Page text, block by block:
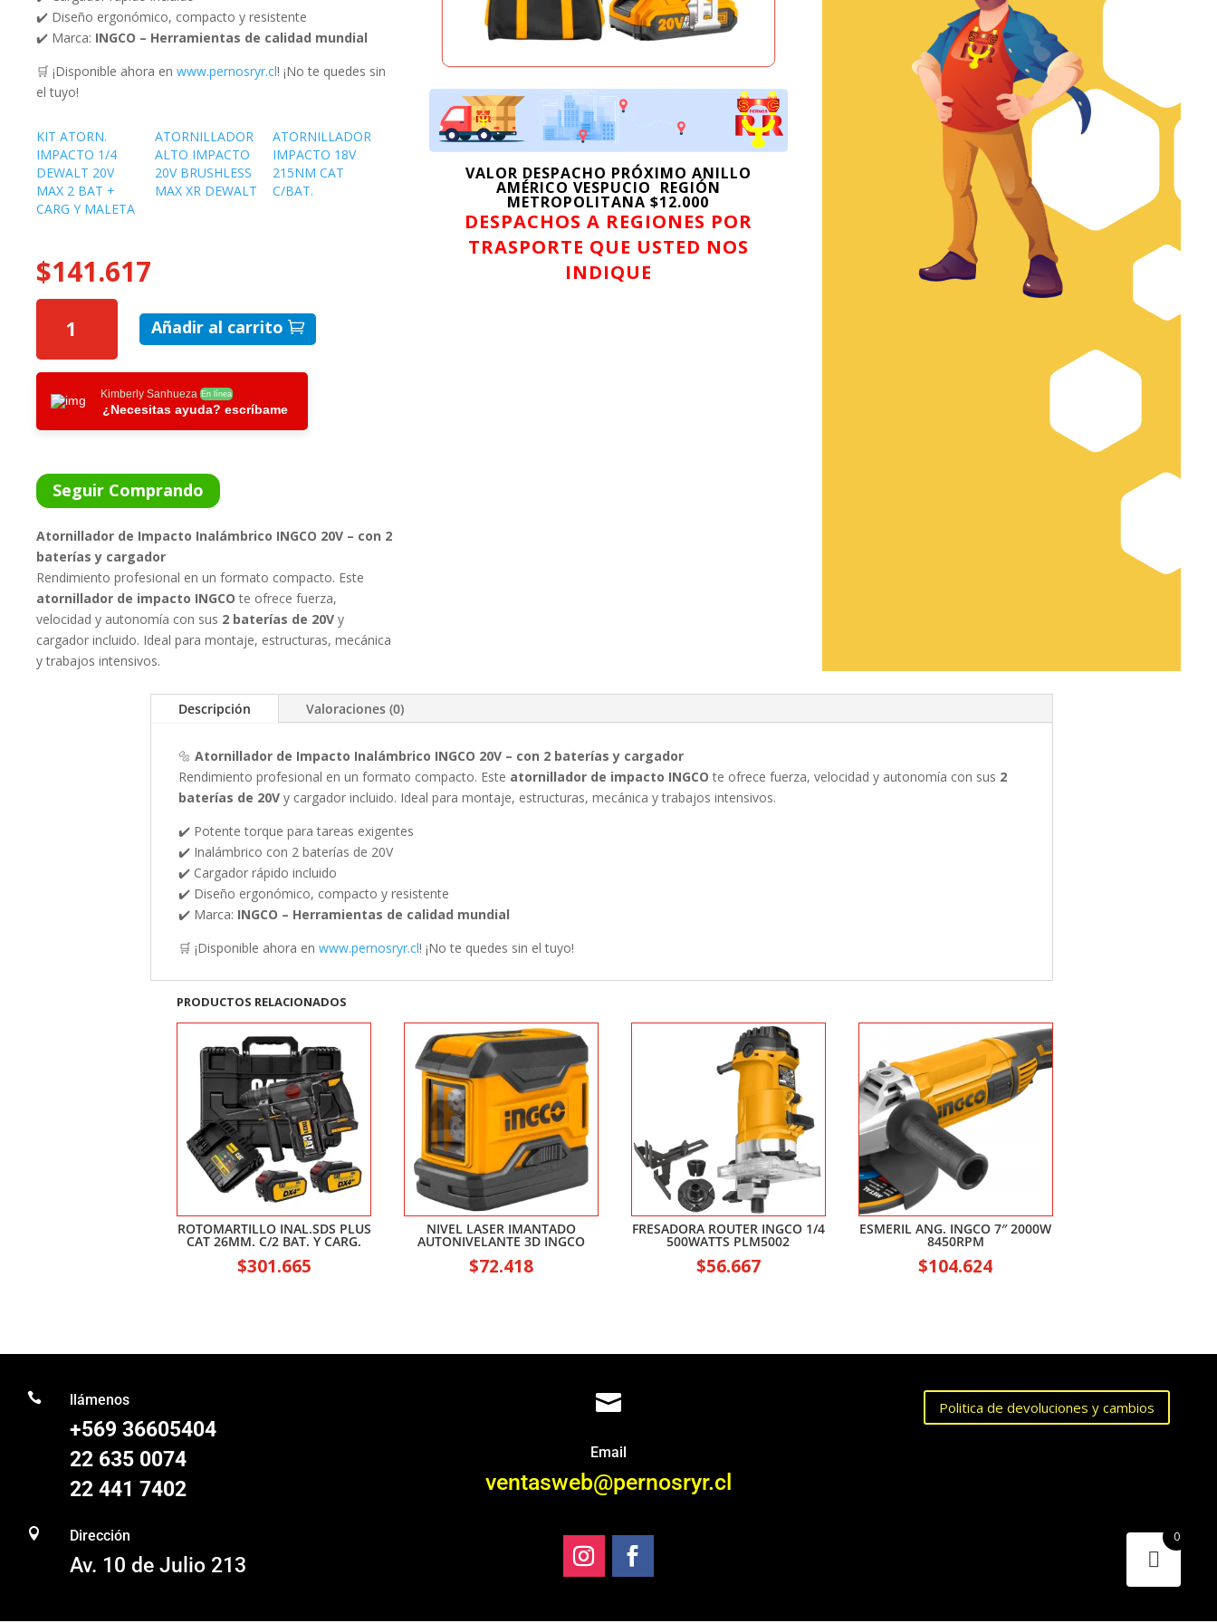
✔️ Diseño ergonómico, compacto y resistente
✔️ Marca: INGCO – Herramientas de calidad mundial
🛒 ¡Disponible ahora en www.pernosryr.cl! ¡No te quedes sin
el tuyo!
KIT ATORN.
IMPACTO 1/4
DEWALT 20V
MAX 2 BAT +
CARG Y MALETA
ATORNILLADOR
ALTO IMPACTO
20V BRUSHLESS
MAX XR DEWALT
ATORNILLADOR
IMPACTO 18V
215NM CAT
C/BAT.
$141.617
ATOR.IMPACTO
INAL.INGCO
20V
C/2
BAT.
Añadir al carrito
Kimberly Sanhueza En línea
¿Necesitas ayuda? escríbame
Seguir Comprando
Atornillador de Impacto Inalámbrico INGCO 20V – con 2
baterías y cargador
Rendimiento profesional en un formato compacto. Este
atornillador de impacto INGCO te ofrece fuerza,
velocidad y autonomía con sus 2 baterías de 20V y
cargador incluido. Ideal para montaje, estructuras, mecánica
y trabajos intensivos.
VALOR DESPACHO PRÓXIMO ANILLO
AMÉRICO VESPUCIO REGIÓN
METROPOLITANA $12.000
DESPACHOS A REGIONES POR
TRASPORTE QUE USTED NOS
INDIQUE
hasta
$30.149
$30.149
Descripción Valoraciones (0)
🔩Atornillador de Impacto Inalámbrico INGCO 20V – con 2 baterías y cargador
Rendimiento profesional en un formato compacto. Este atornillador de impacto INGCO te ofrece fuerza, velocidad y autonomía con sus 2
baterías de 20V y cargador incluido. Ideal para montaje, estructuras, mecánica y trabajos intensivos.
✔️ Potente torque para tareas exigentes
✔️ Inalámbrico con 2 baterías de 20V
✔️ Cargador rápido incluido
✔️ Diseño ergonómico, compacto y resistente
✔️ Marca: INGCO – Herramientas de calidad mundial
🛒 ¡Disponible ahora enwww.pernosryr.cl! ¡No te quedes sin el tuyo!
PRODUCTOS RELACIONADOS
ROTOMARTILLO INAL.SDS PLUS
CAT 26MM. C/2 BAT. Y CARG.
$301.665
NIVEL LASER IMANTADO
AUTONIVELANTE 3D INGCO
$72.418
FRESADORA ROUTER INGCO 1/4
500WATTS PLM5002
$56.667
ESMERIL ANG. INGCO 7″ 2000W
8450RPM
$104.624
 llámenos
+569 36605404
22 635 0074
22 441 7402
 Dirección
Av. 10 de Julio 213

Email
ventasweb@pernosryr.cl
Politica de devoluciones y cambios
0